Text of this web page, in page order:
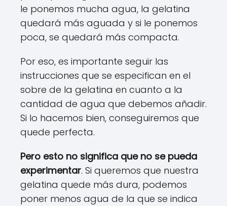
le ponemos mucha agua, la gelatina
quedará más aguada y si le ponemos
poca, se quedará más compacta.
Por eso, es importante seguir las
instrucciones que se especifican en el
sobre de la gelatina en cuanto a la
cantidad de agua que debemos añadir.
Si lo hacemos bien, conseguiremos que
quede perfecta.
Pero esto no significa que no se pueda
experimentar. Si queremos que nuestra
gelatina quede más dura, podemos
poner menos agua de la que se indica